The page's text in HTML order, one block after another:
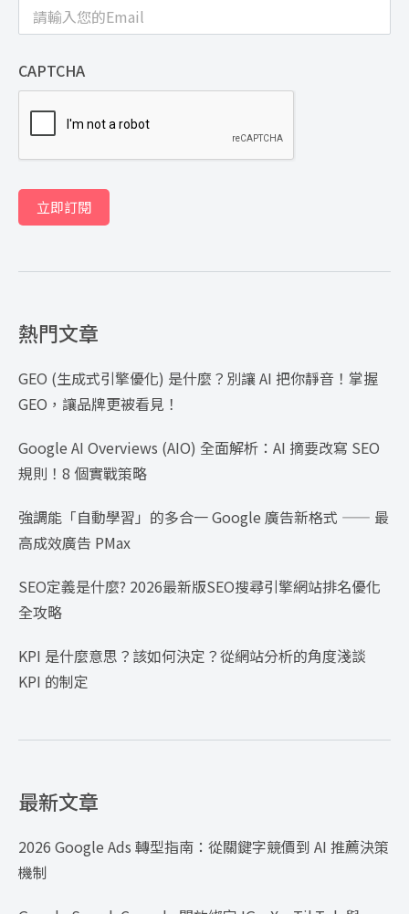
CAPTCHA
立即訂閱
熱門文章
GEO (生成式引擎優化) 是什麼？別讓 AI 把你靜音！掌握
GEO，讓品牌更被看見！
Google AI Overviews (AIO) 全面解析：AI 摘要改寫 SEO
規則！8 個實戰策略
強調能「自動學習」的多合一 Google 廣告新格式 —— 最
高成效廣告 PMax
SEO定義是什麼? 2026最新版SEO搜尋引擎網站排名優化
全攻略
KPI 是什麼意思？該如何決定？從網站分析的角度淺談
KPI 的制定
最新文章
2026 Google Ads 轉型指南：從關鍵字競價到 AI 推薦決策
機制